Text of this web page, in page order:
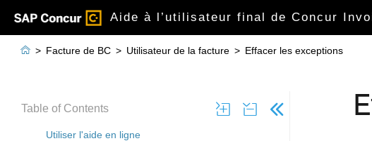
Aide à l’utilisateur final de Concur
Table of Contents
Utiliser l'aide en ligne
 > Facture de BC > Utilisateur de la facture > Effacer les exceptions